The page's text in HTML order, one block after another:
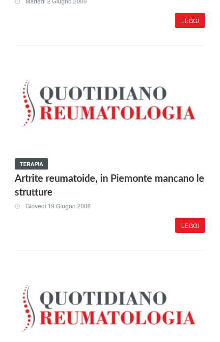
LEGGI
TERAPIA
Artrite reumatoide, in Piemonte mancano le
strutture
Giovedi 19 Giugno 2008
LEGGI